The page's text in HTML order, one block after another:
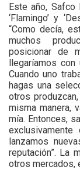
Este año, Safco
‘Flamingo’ y
“Como decía,
muchos
posicionar de
llegaríamos con
Cuando uno
hagas una
otros
misma manera,
mía. Entonces,
lanzamos
reputación”. La
otros mercados,